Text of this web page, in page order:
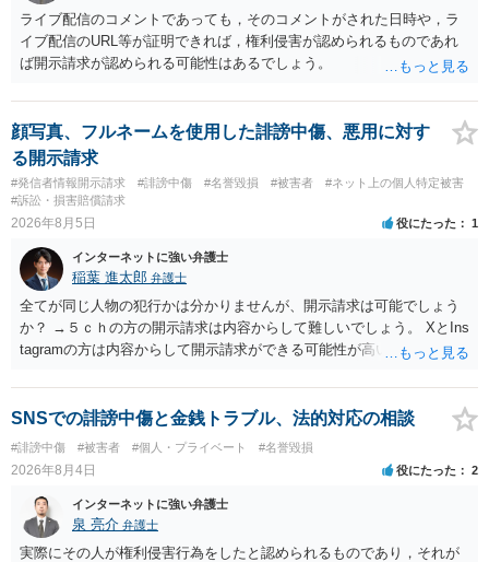
ライブ配信のコメントであっても，そのコメントがされた日時や，ラ
イブ配信のURL等が証明できれば，権利侵害が認められるものであれ
ば開示請求が認められる可能性はあるでしょう。
顔写真、フルネームを使用した誹謗中傷、悪用に対す
る開示請求
#発信者情報開示請求 #誹謗中傷 #名誉毀損 #被害者
#ネット上の個人特定被害
#訴訟・損害賠償請求
2026年8月5日 役にたった 1
インターネットに強い弁護士
稲葉 進太郎 弁護士
全てが同じ人物の犯行かは分かりませんが、開示請求は可能でしょう
か？ →５ｃｈの方の開示請求は内容からして難しいでしょう。 XとIns
tagramの方は内容からして開示請求ができる可能性が高いでしょう。
いでしょう。７月中にアカウントが削除されている場合、今から進め
ても失敗する可能性が高いように思われます。 相手を特定できた場
合、相手に全ての弁護士費用を負担させることは可能でしょうか？ →
訴訟外の交渉で相手方が認めれば負担させることができるでしょう。
訴訟で判決となった場合は、実際の弁護士費用が認められる場合と認
められない場合があり何ともいえないところでしょう。
SNSでの誹謗中傷と金銭トラブル、法的対応の相談
#誹謗中傷 #被害者 #個人・プライベート #名誉毀損
2026年8月4日 役にたった 2
インターネットに強い弁護士
泉 亮介 弁護士
実際にその人が権利侵害行為をしたと認められるものであり，それが